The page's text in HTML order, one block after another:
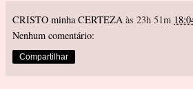
CRISTO minha CERTEZA às 23h 51m
Nenhum comentário:
Compartilhar